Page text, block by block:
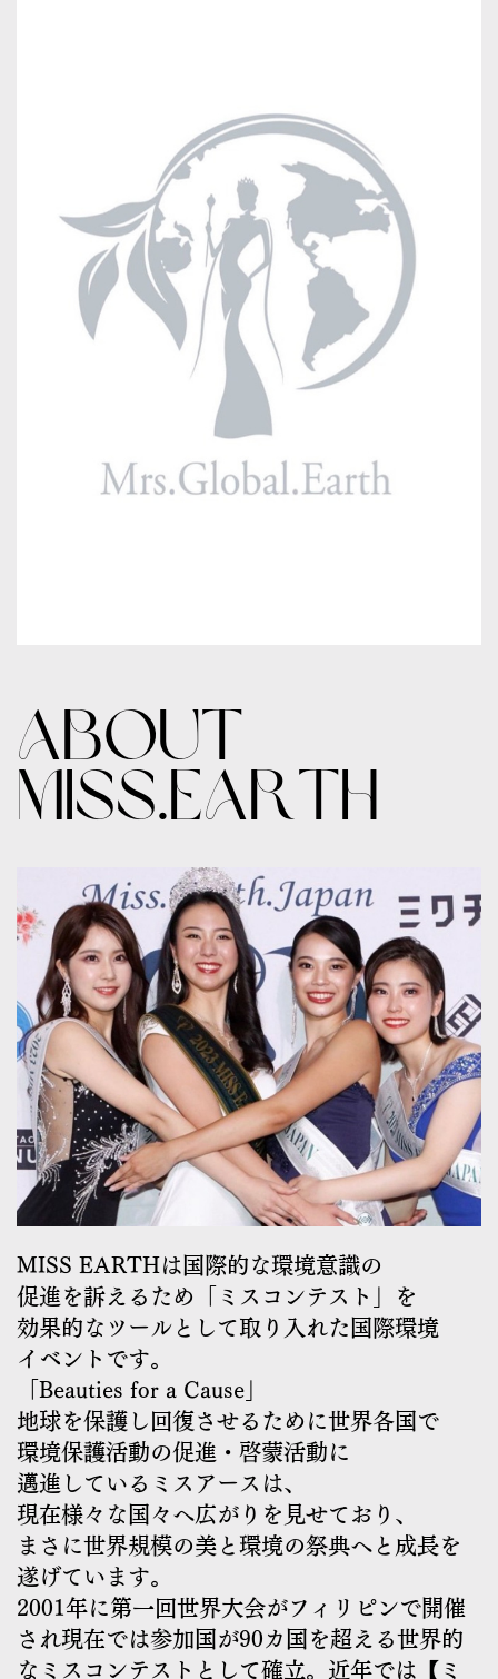
ABOUT
MISS.EARTH
MISS EARTHは国際的な環境意識の
促進を訴えるため「ミスコンテスト」を
効果的なツールとして取り入れた国際環境
イベントです。
「Beauties for a Cause」
地球を保護し回復させるために世界各国で
環境保護活動の促進・啓蒙活動に
邁進しているミスアースは、
現在様々な国々へ広がりを見せており、
まさに世界規模の美と環境の祭典へと成長を
遂げています。
2001年に第一回世界大会がフィリピンで開催
され現在では参加国が90カ国を超える世界的
なミスコンテストとして確立。近年では【ミ